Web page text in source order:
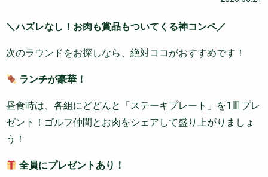
＼ハズレなし！お肉も賞品もついてくる神コンペ／
次のラウンドをお探しなら、絶対ココがおすすめです！
ランチが豪華！
昼食時は、各組にどどんと「ステーキプレート」を1皿プレ
ゼント！ゴルフ仲間とお肉をシェアして盛り上がりましょ
う！
全員にプレゼントあり！